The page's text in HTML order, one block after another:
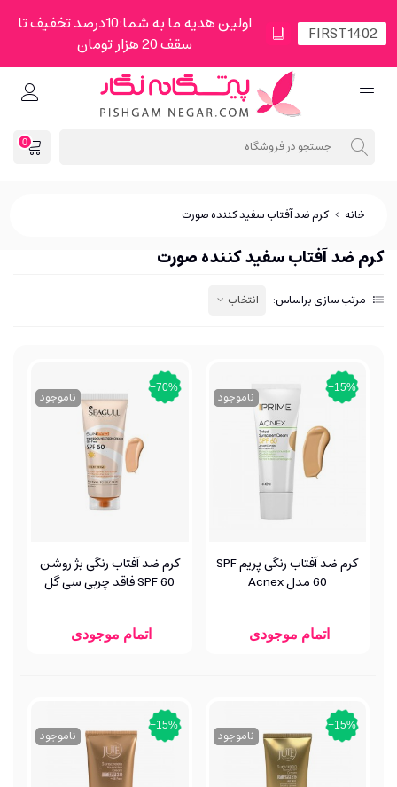
اولین هدیه ما به شما:10درصد تخفیف تا
سقف 20 هزار تومان
0
خانه > کرم ضد آفتاب سفید کننده صورت
کرم ضد آفتاب سفید کننده صورت
مرتب سازی براساس: انتخاب
‎−15%
ناموجود
کرم ضد آفتاب رنگی پریم SPF
60 مدل Acnex
اتمام موجودی
‎−70%
ناموجود
کرم ضد آفتاب رنگی بژ روشن
SPF 60 فاقد چربی سی گل
اتمام موجودی
‎−15%
ناموجود
‎−15%
ناموجود